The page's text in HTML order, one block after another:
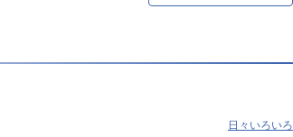
日々いろいろ